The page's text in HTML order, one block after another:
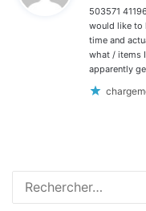
503571
would like to
time and
what / items
apparently